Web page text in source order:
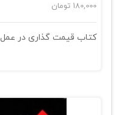
180,000 تومان
کتاب قیمت گذاری در عمل